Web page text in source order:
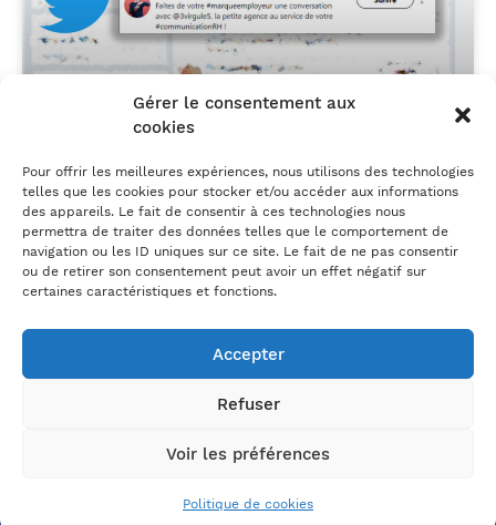
Gérer le consentement aux
cookies
Pour offrir les meilleures expériences, nous utilisons des technologies
telles que les cookies pour stocker et/ou accéder aux informations
des appareils. Le fait de consentir à ces technologies nous
permettra de traiter des données telles que le comportement de
navigation ou les ID uniques sur ce site. Le fait de ne pas consentir
ou de retirer son consentement peut avoir un effet négatif sur
certaines caractéristiques et fonctions.
Accepter
Refuser
Voir les préférences
Politique de cookies
L’annuaire 2018 de #rmsnews : les
influenceurs Expérience talent
incontournables
Un besoin, un projet ?
On en parle ?